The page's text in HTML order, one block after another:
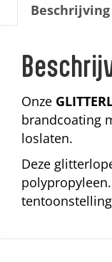
Beschrijving
Onze
brandcoating
loslaten.
Deze